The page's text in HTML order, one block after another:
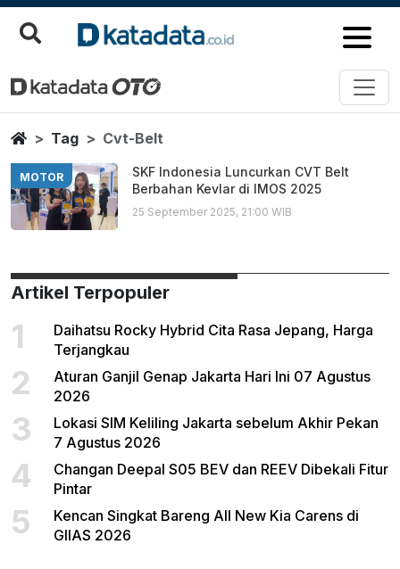
Cvt Belt
Berita Terbaru
HomeTag Cvt-Belt
MOTOR
SKF Indonesia Luncurkan CVT Belt
Berbahan Kevlar di IMOS 2025
25 September 2025, 21:00 WIB
Artikel Terpopuler
1
Daihatsu Rocky Hybrid Cita Rasa Jepang, Harga
Terjangkau
2
Aturan Ganjil Genap Jakarta Hari Ini 07 Agustus
2026
3
Lokasi SIM Keliling Jakarta sebelum Akhir Pekan
7 Agustus 2026
4
Changan Deepal S05 BEV dan REEV Dibekali Fitur
Pintar
5
Kencan Singkat Bareng All New Kia Carens di
GIIAS 2026